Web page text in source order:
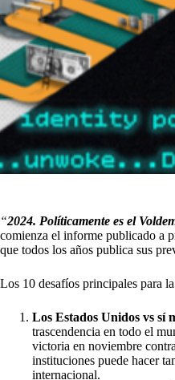
“2024. Políticamente es el
comienza el informe publicado a
que todos los años publica sus
Los 10 desafíos principales para
Los Estados Unidos vs sí
trascendencia en todo el
victoria en noviembre
instituciones puede hacer
internacional.